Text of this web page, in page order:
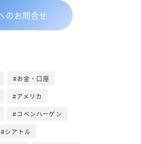
のお問合せ
お金・口座
アメリカ
コペンハーゲン
シアトル